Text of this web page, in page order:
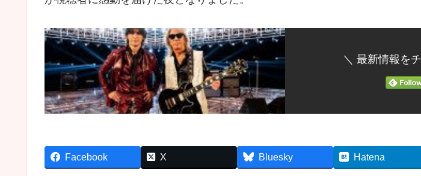
＼ 最新情報を
Facebook X Bluesky Hatena